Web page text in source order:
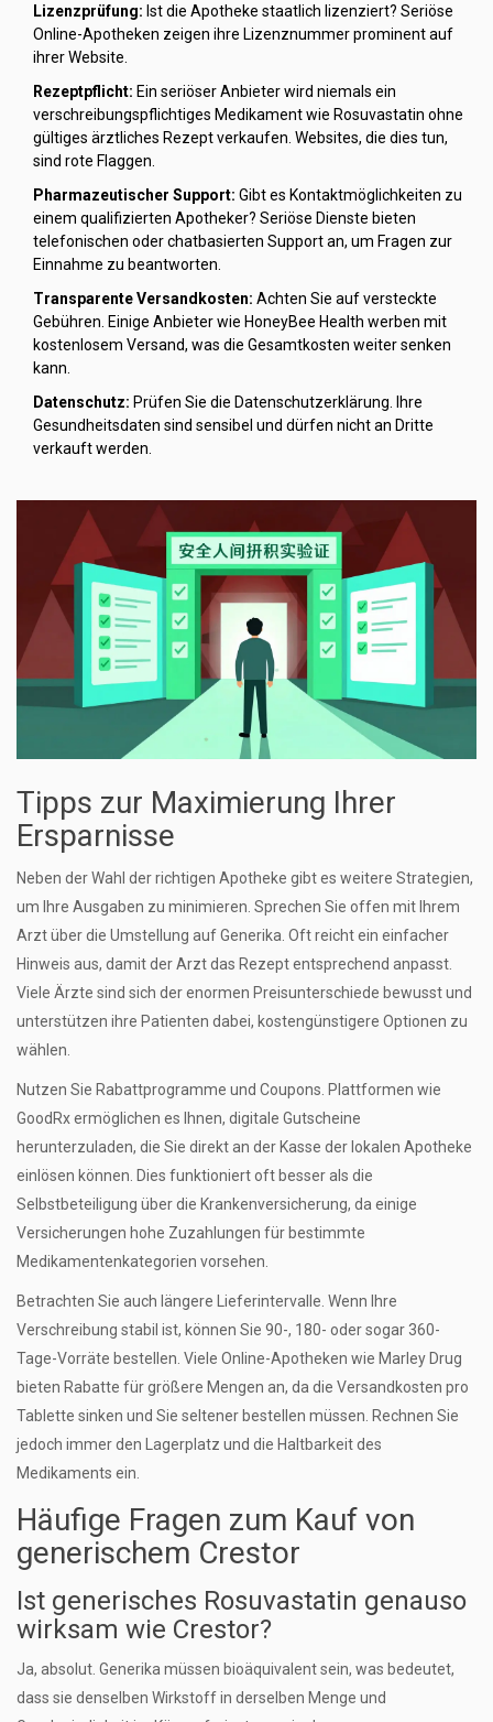
Lizenzprüfung: Ist die Apotheke staatlich lizenziert? Seriöse
Online-Apotheken zeigen ihre Lizenznummer prominent auf
ihrer Website.
Rezeptpflicht: Ein seriöser Anbieter wird niemals ein
verschreibungspflichtiges Medikament wie Rosuvastatin ohne
gültiges ärztliches Rezept verkaufen. Websites, die dies tun,
sind rote Flaggen.
Pharmazeutischer Support: Gibt es Kontaktmöglichkeiten zu
einem qualifizierten Apotheker? Seriöse Dienste bieten
telefonischen oder chatbasierten Support an, um Fragen zur
Einnahme zu beantworten.
Transparente Versandkosten: Achten Sie auf versteckte
Gebühren. Einige Anbieter wie HoneyBee Health werben mit
kostenlosem Versand, was die Gesamtkosten weiter senken
kann.
Datenschutz: Prüfen Sie die Datenschutzerklärung. Ihre
Gesundheitsdaten sind sensibel und dürfen nicht an Dritte
verkauft werden.
Tipps zur Maximierung Ihrer
Ersparnisse
Neben der Wahl der richtigen Apotheke gibt es weitere Strategien,
um Ihre Ausgaben zu minimieren. Sprechen Sie offen mit Ihrem
Arzt über die Umstellung auf Generika. Oft reicht ein einfacher
Hinweis aus, damit der Arzt das Rezept entsprechend anpasst.
Viele Ärzte sind sich der enormen Preisunterschiede bewusst und
unterstützen ihre Patienten dabei, kostengünstigere Optionen zu
wählen.
Nutzen Sie Rabattprogramme und Coupons. Plattformen wie
GoodRx ermöglichen es Ihnen, digitale Gutscheine
herunterzuladen, die Sie direkt an der Kasse der lokalen Apotheke
einlösen können. Dies funktioniert oft besser als die
Selbstbeteiligung über die Krankenversicherung, da einige
Versicherungen hohe Zuzahlungen für bestimmte
Medikamentenkategorien vorsehen.
Betrachten Sie auch längere Lieferintervalle. Wenn Ihre
Verschreibung stabil ist, können Sie 90-, 180- oder sogar 360-
Tage-Vorräte bestellen. Viele Online-Apotheken wie Marley Drug
bieten Rabatte für größere Mengen an, da die Versandkosten pro
Tablette sinken und Sie seltener bestellen müssen. Rechnen Sie
jedoch immer den Lagerplatz und die Haltbarkeit des
Medikaments ein.
Häufige Fragen zum Kauf von
generischem Crestor
Ist generisches Rosuvastatin genauso
wirksam wie Crestor?
Ja, absolut. Generika müssen bioäquivalent sein, was bedeutet,
dass sie denselben Wirkstoff in derselben Menge und